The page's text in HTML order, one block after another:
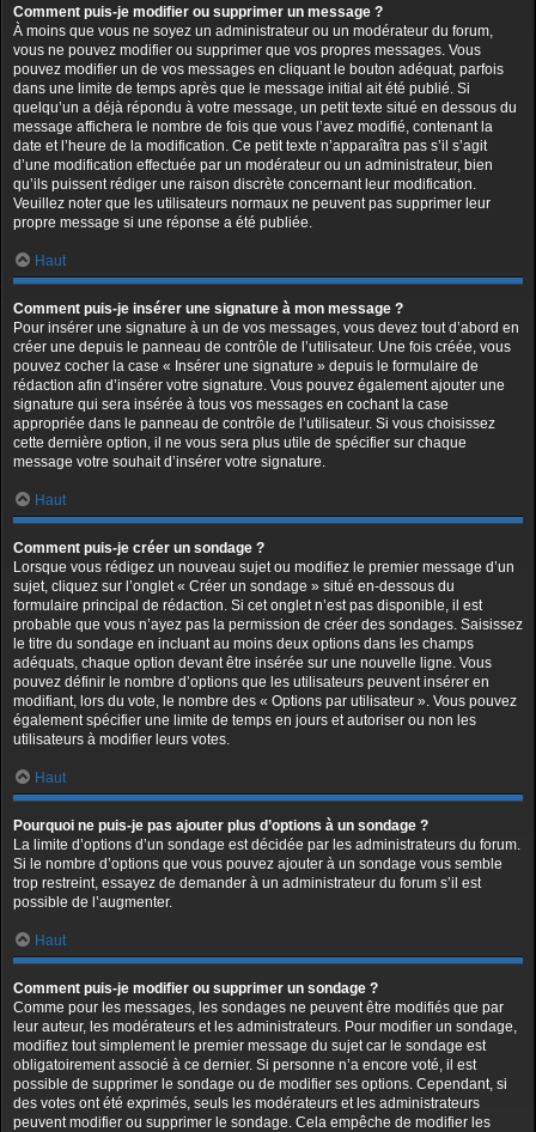
Comment puis-je modifier ou supprimer un message ?
À moins que vous ne soyez un administrateur ou un modérateur du forum,
vous ne pouvez modifier ou supprimer que vos propres messages. Vous
pouvez modifier un de vos messages en cliquant le bouton adéquat, parfois
dans une limite de temps après que le message initial ait été publié. Si
quelqu’un a déjà répondu à votre message, un petit texte situé en dessous du
message affichera le nombre de fois que vous l’avez modifié, contenant la
date et l’heure de la modification. Ce petit texte n’apparaîtra pas s’il s’agit
d’une modification effectuée par un modérateur ou un administrateur, bien
qu’ils puissent rédiger une raison discrète concernant leur modification.
Veuillez noter que les utilisateurs normaux ne peuvent pas supprimer leur
propre message si une réponse a été publiée.
Haut
Comment puis-je insérer une signature à mon message ?
Pour insérer une signature à un de vos messages, vous devez tout d’abord en
créer une depuis le panneau de contrôle de l’utilisateur. Une fois créée, vous
pouvez cocher la case « Insérer une signature » depuis le formulaire de
rédaction afin d’insérer votre signature. Vous pouvez également ajouter une
signature qui sera insérée à tous vos messages en cochant la case
appropriée dans le panneau de contrôle de l’utilisateur. Si vous choisissez
cette dernière option, il ne vous sera plus utile de spécifier sur chaque
message votre souhait d’insérer votre signature.
Haut
Comment puis-je créer un sondage ?
Lorsque vous rédigez un nouveau sujet ou modifiez le premier message d’un
sujet, cliquez sur l’onglet « Créer un sondage » situé en-dessous du
formulaire principal de rédaction. Si cet onglet n’est pas disponible, il est
probable que vous n’ayez pas la permission de créer des sondages. Saisissez
le titre du sondage en incluant au moins deux options dans les champs
adéquats, chaque option devant être insérée sur une nouvelle ligne. Vous
pouvez définir le nombre d’options que les utilisateurs peuvent insérer en
modifiant, lors du vote, le nombre des « Options par utilisateur ». Vous pouvez
également spécifier une limite de temps en jours et autoriser ou non les
utilisateurs à modifier leurs votes.
Haut
Pourquoi ne puis-je pas ajouter plus d’options à un sondage ?
La limite d’options d’un sondage est décidée par les administrateurs du forum.
Si le nombre d’options que vous pouvez ajouter à un sondage vous semble
trop restreint, essayez de demander à un administrateur du forum s’il est
possible de l’augmenter.
Haut
Comment puis-je modifier ou supprimer un sondage ?
Comme pour les messages, les sondages ne peuvent être modifiés que par
leur auteur, les modérateurs et les administrateurs. Pour modifier un sondage,
modifiez tout simplement le premier message du sujet car le sondage est
obligatoirement associé à ce dernier. Si personne n’a encore voté, il est
possible de supprimer le sondage ou de modifier ses options. Cependant, si
des votes ont été exprimés, seuls les modérateurs et les administrateurs
peuvent modifier ou supprimer le sondage. Cela empêche de modifier les